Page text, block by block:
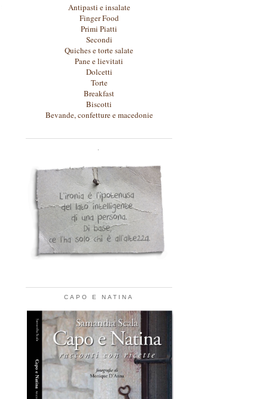
Antipasti e insalate
Finger Food
Primi Piatti
Secondi
Quiches e torte salate
Pane e lievitati
Dolcetti
Torte
Breakfast
Biscotti
Bevande, confetture e macedonie
.
CAPO E NATINA